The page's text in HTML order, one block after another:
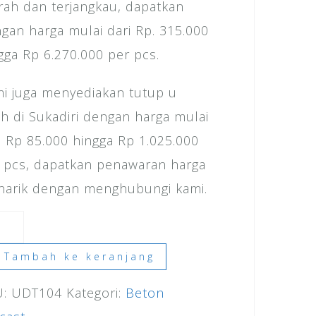
dan terjangkau, dapatkan
harga mulai dari Rp. 315.000
Rp 6.270.000 per pcs.
juga menyediakan tutup u
di Sukadiri dengan harga mulai
Rp 85.000 hingga Rp 1.025.000
dapatkan penawaran harga
dengan menghubungi kami.
Tambah ke keranjang
UDT104 Kategori: Beton